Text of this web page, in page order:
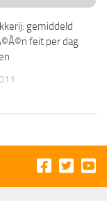
gemiddeld
feit per dag